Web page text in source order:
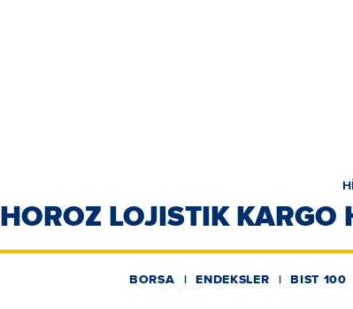
HOROZ LOJISTIK KARGO
BORSA ENDEKSLER BIST 100